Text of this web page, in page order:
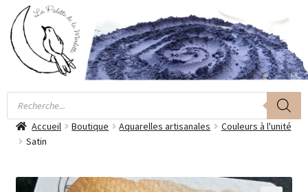
Accueil Boutique Aquarelles artisanales
Couleurs à l'unité
Satin